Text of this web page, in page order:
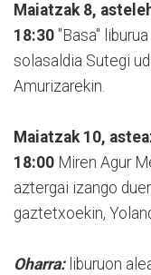
Maiatzak 8,
18:30 "Basa"
solasaldia Sutegi
Amurizarekin.
Maiatzak 10,
18:00 Miren Agur
aztergai izango
gaztetxoekin,
Oharra:liburuon